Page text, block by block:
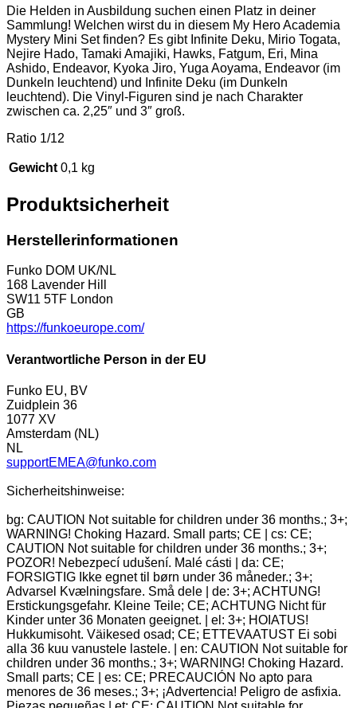
Die Helden in Ausbildung suchen einen Platz in deiner
Sammlung! Welchen wirst du in diesem My Hero Academia
Mystery Mini Set finden? Es gibt Infinite Deku, Mirio Togata,
Nejire Hado, Tamaki Amajiki, Hawks, Fatgum, Eri, Mina
Ashido, Endeavor, Kyoka Jiro, Yuga Aoyama, Endeavor (im
Dunkeln leuchtend) und Infinite Deku (im Dunkeln
leuchtend). Die Vinyl-Figuren sind je nach Charakter
zwischen ca. 2,25″ und 3″ groß.
Ratio 1/12
Gewicht 0,1 kg
Produktsicherheit
Herstellerinformationen
Funko DOM UK/NL
168 Lavender Hill
SW11 5TF London
GB
https://funkoeurope.com/
Verantwortliche Person in der EU
Funko EU, BV
Zuidplein 36
1077 XV
Amsterdam (NL)
NL
supportEMEA@funko.com
Sicherheitshinweise:
bg: CAUTION Not suitable for children under 36 months.; 3+;
WARNING! Choking Hazard. Small parts; CE | cs: CE;
CAUTION Not suitable for children under 36 months.; 3+;
POZOR! Nebezpecí udušení. Malé cásti | da: CE;
FORSIGTIG Ikke egnet til børn under 36 måneder.; 3+;
Advarsel Kvælningsfare. Små dele | de: 3+; ACHTUNG!
Erstickungsgefahr. Kleine Teile; CE; ACHTUNG Nicht für
Kinder unter 36 Monaten geeignet. | el: 3+; HOIATUS!
Hukkumisoht. Väikesed osad; CE; ETTEVAATUST Ei sobi
alla 36 kuu vanustele lastele. | en: CAUTION Not suitable for
children under 36 months.; 3+; WARNING! Choking Hazard.
Small parts; CE | es: CE; PRECAUCIÓN No apto para
menores de 36 meses.; 3+; ¡Advertencia! Peligro de asfixia.